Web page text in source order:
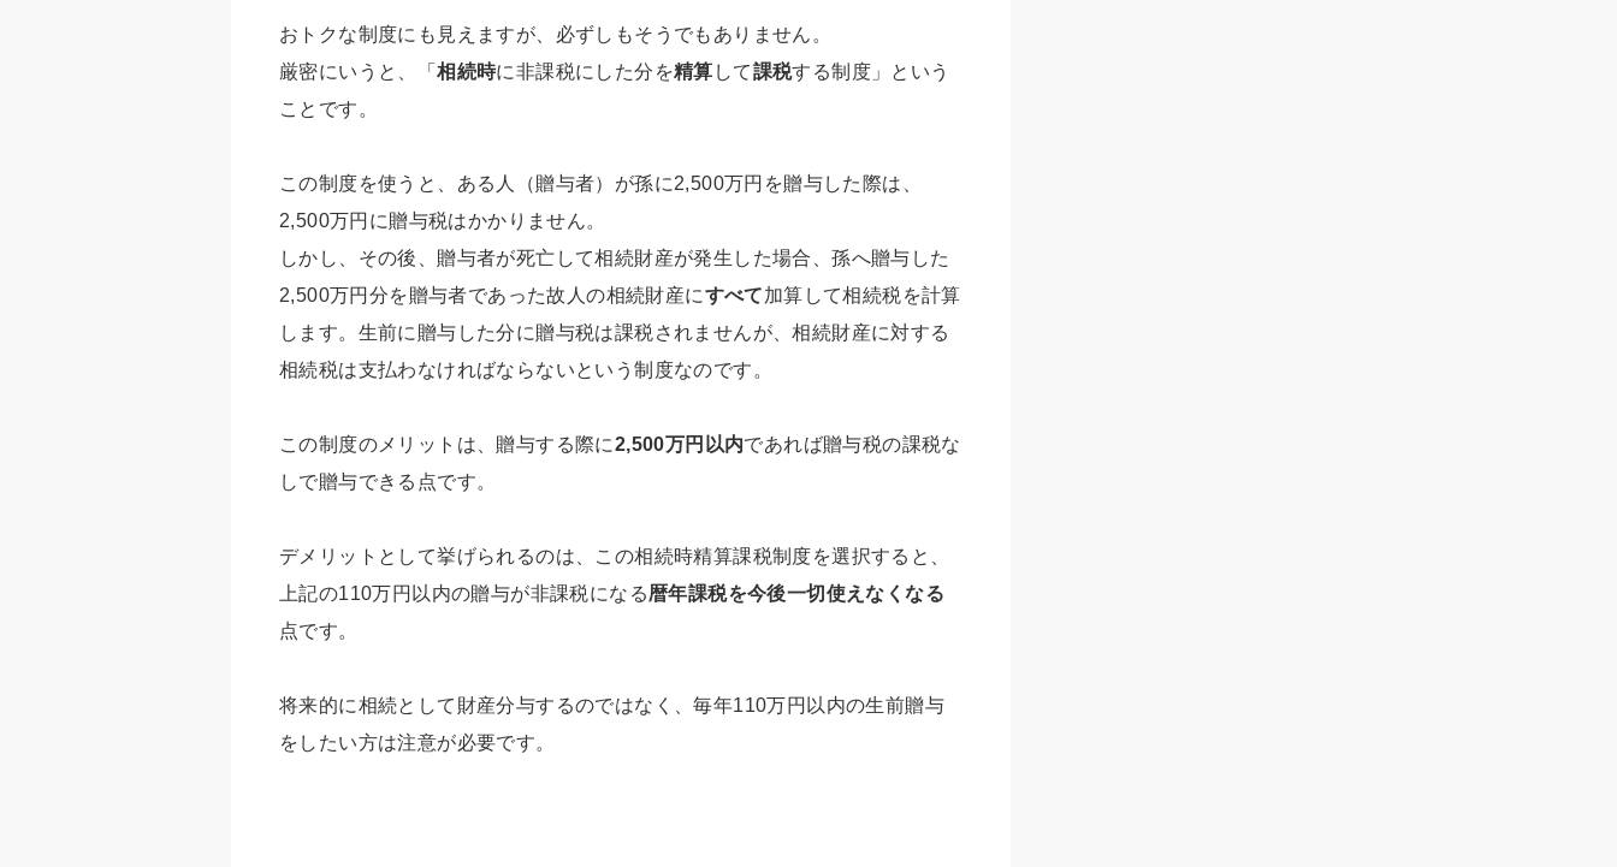
おトクな制度にも見えますが、必ずしもそうでもありません。
厳密にいうと、「相続時に非課税にした分を精算 して課税する制度」という
ことです。
この制度を使うと、ある人（贈与者）が孫に2,500万円を贈与した際は、
2,500万円に贈与税はかかりません。
しかし、その後、贈与者が死亡して相続財産が発生した場合、孫へ贈与した
2,500万円分を贈与者であった故人の相続財産にすべて加算して相続税を計算
します。生前に贈与した分に贈与税は課税されませんが、相続財産に対する
相続税は支払わなければならないという制度なのです。
この制度のメリットは、贈与する際に2,500万円以内であれば贈与税の課税な
しで贈与できる点です。
デメリットとして挙げられるのは、この相続時精算課税制度を選択すると、
上記の110万円以内の贈与が非課税になる暦年課税を今後一切使えなくなる
点です。
将来的に相続として財産分与するのではなく、毎年110万円以内の生前贈与
をしたい方は注意が必要です。